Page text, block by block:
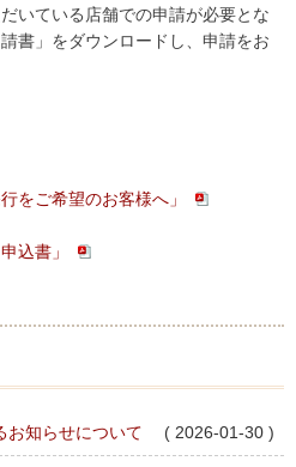
いている店舗での申請が必要とな
書」をダウンロードし、申請をお
をご希望のお客様へ」
込書」
お知らせについて ( 2026-01-30 )